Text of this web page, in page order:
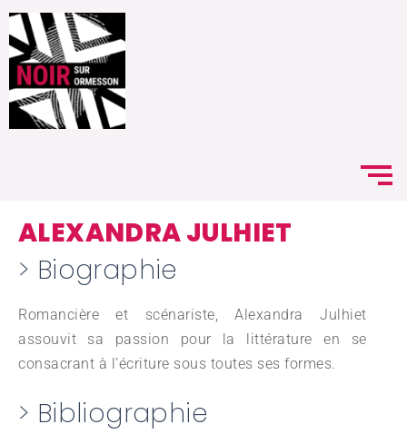
ALEXANDRA JULHIET
> Biographie
Romancière et scénariste, Alexandra Julhiet
assouvit sa passion pour la littérature en se
consacrant à l’écriture sous toutes ses formes.
> Bibliographie